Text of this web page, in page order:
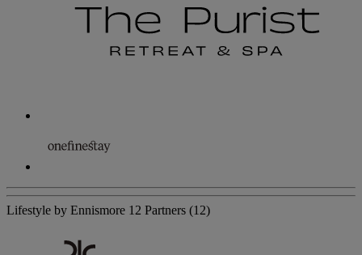
Lifestyle by Ennismore 12 Partners (12)